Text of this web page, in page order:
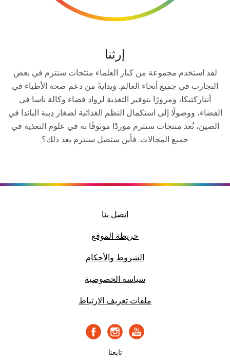
إرثنا
لقد استخدم مجموعة من كبار العلماء منتجات سنترم في بعض
التجارب في جميع أنحاء العالم. وبدايةً من دعم صحة الأطباء في
أنتاركتيكا، ومرورًا بتوفير التغذية لرواد فضاء وكالة ناسا في
الفضاء، ووصولًا إلى استكمال النظم الغذائية لصغار دِببة الباندا في
الصين، تُعد منتجات سنترم موردًا موثوقًا به في علوم التغذية في
جميع المجالات. فأين ستصل سنترم بعد ذلك؟
اتصل بنا
خريطة الموقع
الشروط والأحكام
سياسة الخصوصية
ملفات تعريف الارتباط
تابعنا